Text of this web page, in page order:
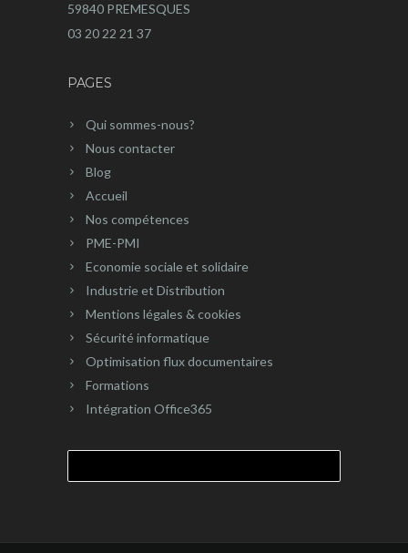
59840 PREMESQUES
03 20 22 21 37
PAGES
Qui sommes-nous?
Nous contacter
Blog
Accueil
Nos compétences
PME-PMI
Economie sociale et solidaire
Industrie et Distribution
Mentions légales & cookies
Sécurité informatique
Optimisation flux documentaires
Formations
Intégration Office365